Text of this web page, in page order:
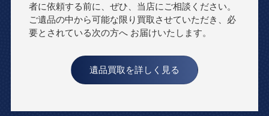
者に依頼する前に、ぜひ、当店にご相談ください。
ご遺品の中から可能な限り買取させていただき、必
要とされている次の方へ お届けいたします。
遺品買取を詳しく見る